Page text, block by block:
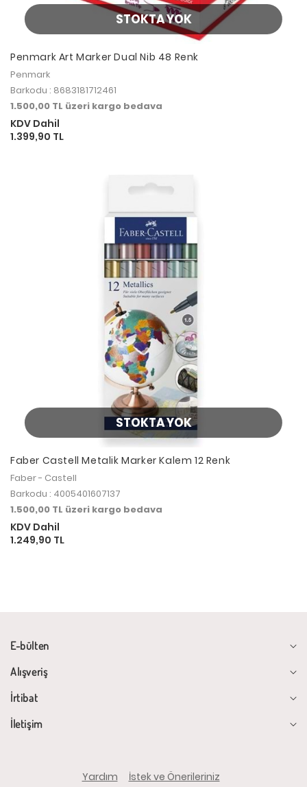
STOKTA YOK
Penmark Art Marker Dual Nib 48 Renk
Penmark
Barkodu : 8683181712461
1.500,00 TL üzeri kargo bedava
KDV Dahil
1.399,90 TL
STOKTA YOK
Faber Castell Metalik Marker Kalem 12 Renk
Faber - Castell
Barkodu : 4005401607137
1.500,00 TL üzeri kargo bedava
KDV Dahil
1.249,90 TL
E-bülten
Alışveriş
İrtibat
İletişim
Yardım
İstek ve Önerileriniz